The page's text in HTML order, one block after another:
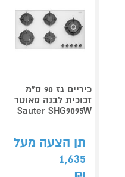
כיריים גז 90 ס"מ
זכוכית לבנה סאוטר
Sauter SHG9095W
תן הצעה מעל
1,635